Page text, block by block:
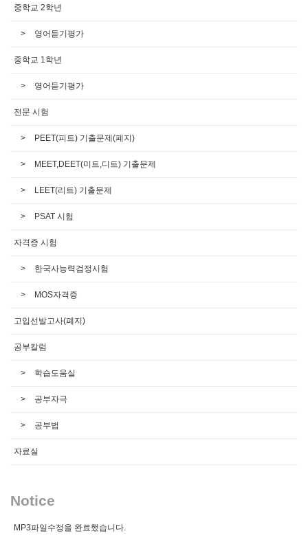
중학교 2학년
영어듣기평가
중학교 1학년
영어듣기평가
전문 시험
PEET(피트) 기출문제(폐지)
MEET,DEET(미트,디트) 기출문제
LEET(리트) 기출문제
PSAT 시험
자격증 시험
한국사능력검정시험
MOS자격증
고입선발고사(폐지)
공부칼럼
학습도움실
공부자극
공부법
자료실
Notice
MP3파일수정을 완료했습니다.